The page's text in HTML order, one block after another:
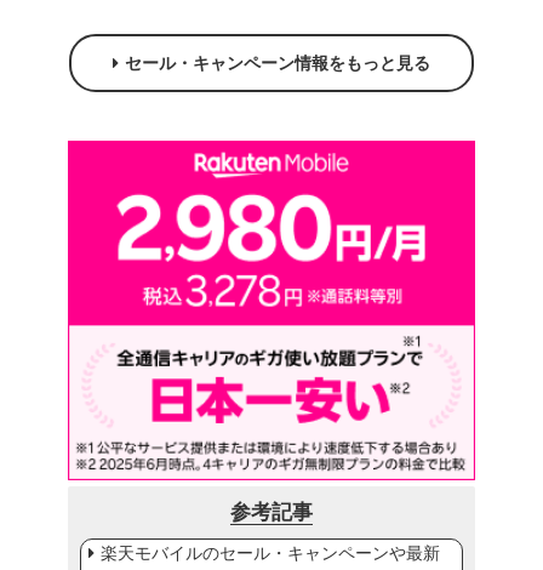
セール・キャンペーン情報をもっと見る
参考記事
楽天モバイルのセール・キャンペーンや最新